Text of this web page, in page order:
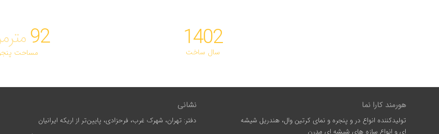
1402
سال ساخت 92مساحت
هورمند کارا نما
تولیدکننده انواع در و پنجره و نمای کرتین وال، هندریل شیشه
ای و انواع سازه‌ های شیشه‌ ای مدرن
نشانی
دفتر: تهران، شهرک غرب، فرحزادی، پایین‌تر از اریکه ایرانیان